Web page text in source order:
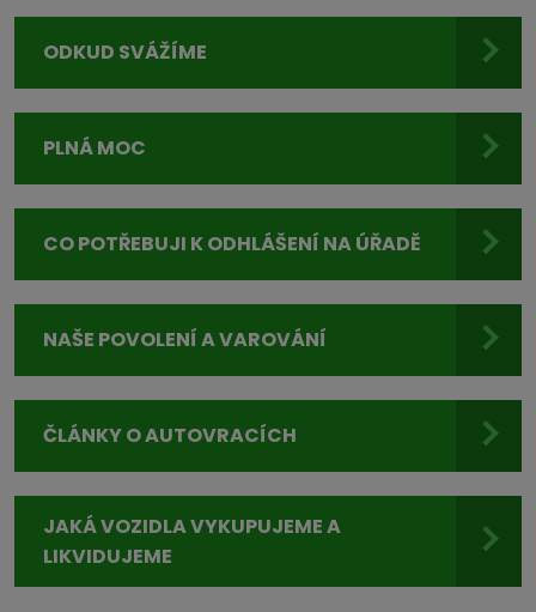
ODKUD SVÁŽÍME
PLNÁ MOC
CO POTŘEBUJI K ODHLÁŠENÍ NA ÚŘADĚ
NAŠE POVOLENÍ A VAROVÁNÍ
ČLÁNKY O AUTOVRACÍCH
JAKÁ VOZIDLA VYKUPUJEME A
LIKVIDUJEME